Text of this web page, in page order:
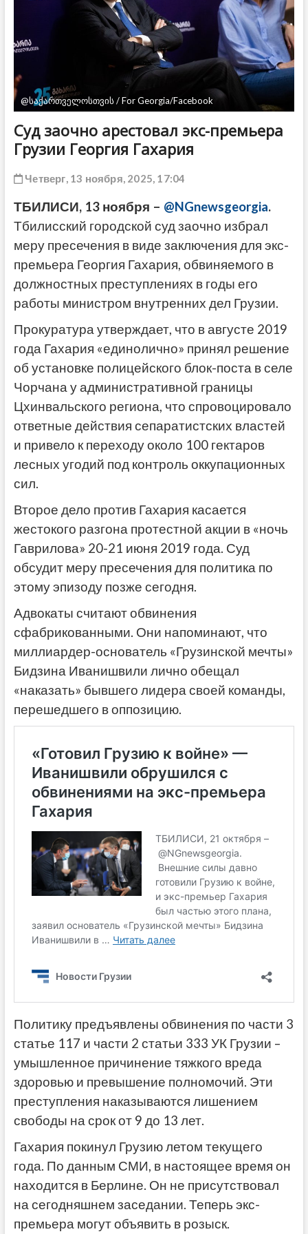
@საქართველოსთვის / For Georgia/Facebook
Суд заочно арестовал экс-премьера
Грузии Георгия Гахария
Четверг, 13 ноября, 2025, 17:04
ТБИЛИСИ, 13 ноября – @NGnewsgeorgia.
Тбилисский городской суд заочно избрал
меру пресечения в виде заключения для экс-
премьера Георгия Гахария, обвиняемого в
должностных преступлениях в годы его
работы министром внутренних дел Грузии.
Прокуратура утверждает, что в августе 2019
года Гахария «единолично» принял решение
об установке полицейского блок-поста в селе
Чорчана у административной границы
Цхинвальского региона, что спровоцировало
ответные действия сепаратистских властей
и привело к переходу около 100 гектаров
лесных угодий под контроль оккупационных
сил.
Второе дело против Гахария касается
жестокого разгона протестной акции в «ночь
Гаврилова» 20-21 июня 2019 года. Суд
обсудит меру пресечения для политика по
этому эпизоду позже сегодня.
Адвокаты считают обвинения
сфабрикованными. Они напоминают, что
миллиардер-основатель «Грузинской мечты»
Бидзина Иванишвили лично обещал
«наказать» бывшего лидера своей команды,
перешедшего в оппозицию.
Политику предъявлены обвинения по части 3
статье 117 и части 2 статьи 333 УК Грузии –
умышленное причинение тяжкого вреда
здоровью и превышение полномочий. Эти
преступления наказываются лишением
свободы на срок от 9 до 13 лет.
Гахария покинул Грузию летом текущего
года. По данным СМИ, в настоящее время он
находится в Берлине. Он не присутствовал
на сегодняшнем заседании. Теперь экс-
премьера могут объявить в розыск.